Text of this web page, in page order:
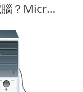
哪種瀏覽器最適合老舊電腦？Microsoft Edge居然是大贏家